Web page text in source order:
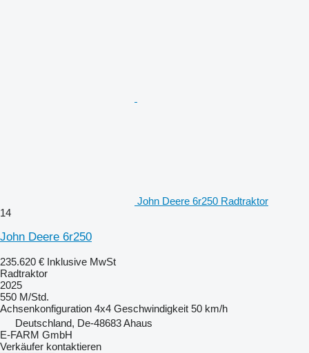
John Deere 6r250 Radtraktor
14
John Deere 6r250
235.620 € Inklusive MwSt
Radtraktor
2025
550 M/Std.
Achsenkonfiguration 4x4 Geschwindigkeit 50 km/h
Deutschland, De-48683 Ahaus
E-FARM GmbH
Verkäufer kontaktieren